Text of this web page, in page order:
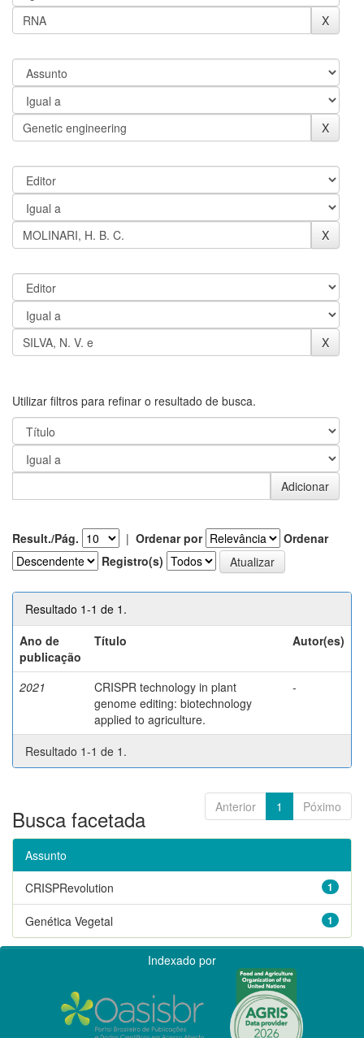
Utilizar filtros para refinar o resultado de busca.
Result./Pág. | Ordenar por
Ordenar
Registro(s)
Resultado 1-1 de 1.
Ano de
publicação
Título Autor(es)
2021
CRISPR technology in plant
genome editing: biotechnology
applied to agriculture.
-
Resultado 1-1 de 1.
Anterior 1 Póximo
Busca facetada
Assunto
1
CRISPRevolution
1
Genética Vegetal
Indexado por